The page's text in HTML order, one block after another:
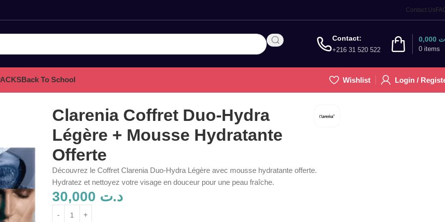
Contact Us
Contact:
+216 31 520 522 0 items
Back To School Wishlist Login /
Offerte
Clarenia Coffret Duo-Hydra
Légère + Mousse Hydratante
Offerte
Découvrez le Coffret Clarenia Duo-Hydra Légère avec mousse hydratante offerte.
Hydratez et nettoyez votre visage en douceur pour une peau fraîche.
د.ت